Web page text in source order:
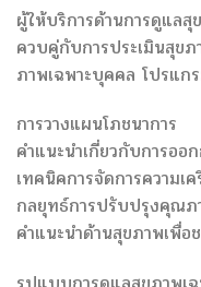
ผู้ให้บริการด้านการดูแลสุ
ควบคู่กับการประเมินสุขภ
ภาพเฉพาะบุคคล โปรแก
การวางแผนโภชนาการ
คำแนะนำเกี่ยวกับการออ
เทคนิคการจัดการความเ
กลยุทธ์การปรับปรุงคุณ
คำแนะนำด้านสุขภาพเพื่อ